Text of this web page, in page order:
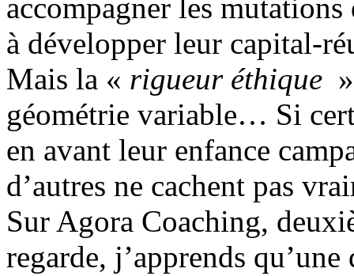
accompagner les
à développer leur capital-
Mais la « rigueur éthique
géométrie variable… Si
en avant leur enfance
d’autres ne cachent pas
Sur Agora Coaching,
regarde, j’apprends